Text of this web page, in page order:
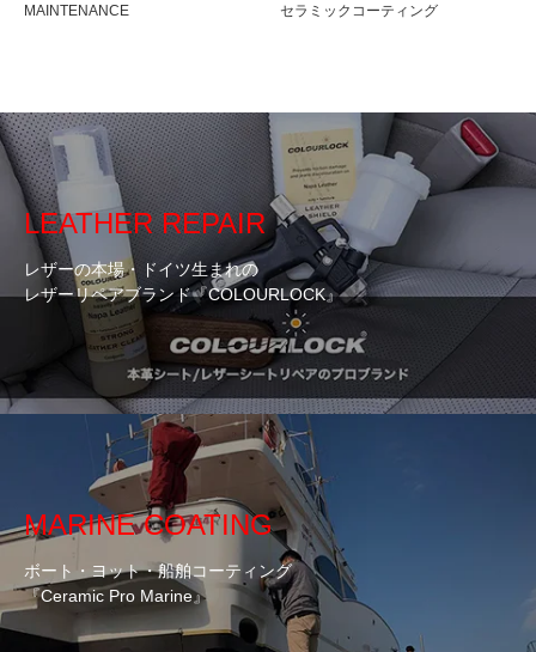
MAINTENANCE セラミックコーティング
LEATHER REPAIR
レザーの本場・ドイツ生まれの
レザーリペアブランド『COLOURLOCK』
MARINE COATING
ボート・ヨット・船舶コーティング
『Ceramic Pro Marine』